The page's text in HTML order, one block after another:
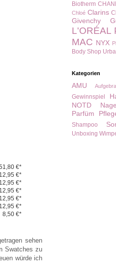
€*
12,95 €*
12,95 €*
12,95 €*
12,95 €*
12,95 €*
8,50 €*
sehen
Swatches zu
würde ich
Biotherm
Chloé Clarins
Givenchy
L'ORÉAL
MAC NYX
Body Shop
Kategorien
AMU
Gewinnspiel
NOTD
Parfüm
Shampoo
Unboxing